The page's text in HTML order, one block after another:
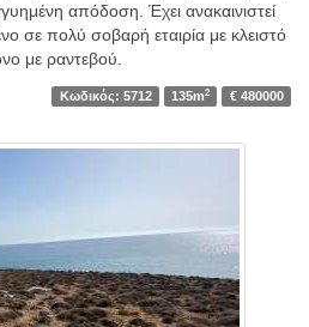
απόδοση. Έχει ανακαινιστεί
σε πολύ σοβαρή εταιρία με κλειστό
με ραντεβού.
Κωδικός: 5712 135m2 € 480000